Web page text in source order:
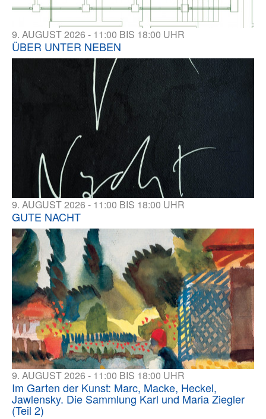
9. AUGUST 2026 - 11:00 BIS 18:00 UHR
ÜBER UNTER NEBEN
9. AUGUST 2026 - 11:00 BIS 18:00 UHR
GUTE NACHT
9. AUGUST 2026 - 11:00 BIS 18:00 UHR
Im Garten der Kunst: Marc, Macke, Heckel,
Jawlensky. Die Sammlung Karl und Maria Ziegler
(Teil 2)